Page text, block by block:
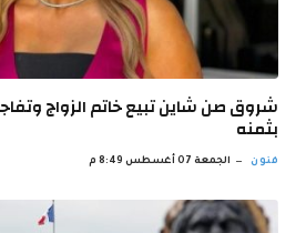
شروق صن شاين تبيع خاتم الزواج
بثمنه
فنون الجمعة 07 أغسطس 8:49 م